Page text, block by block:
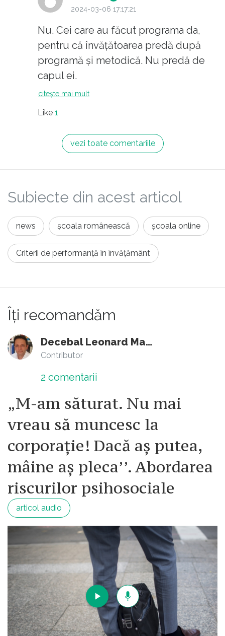
asa , pe post de tap isapsitor?
2024-03-06 17:17:21
Nu. Cei care au făcut programa da,
pentru că învățătoarea predă după
programă și metodică. Nu predă de
capul ei.
citește mai mult
Like 1
vezi toate comentariile
Subiecte din acest articol
news școala românească școala online
Criterii de performanţă în învăţământ
Îți recomandăm
Decebal Leonard Marin
Contributor
2 comentarii
„M-am săturat. Nu mai
vreau să muncesc la
corporație! Dacă aș putea,
mâine aș pleca’’. Abordarea
riscurilor psihosociale
articol audio